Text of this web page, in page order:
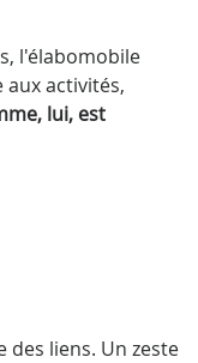
l'élabomobile
activités,
lui, est
des liens. Un zeste